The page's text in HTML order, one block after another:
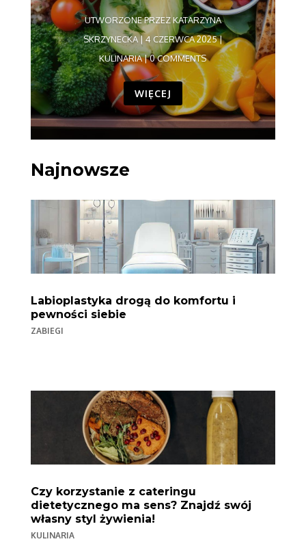
UTWORZONE PRZEZKATARZYNA
SKRZYNECKA|4 CZERWCA 2025|
KULINARIA| 0 COMMENTS
WIĘCEJ
Najnowsze
Labioplastyka drogą do komfortu i
pewności siebie
ZABIEGI
Czy korzystanie z cateringu
dietetycznego ma sens? Znajdź swój
własny styl żywienia!
KULINARIA